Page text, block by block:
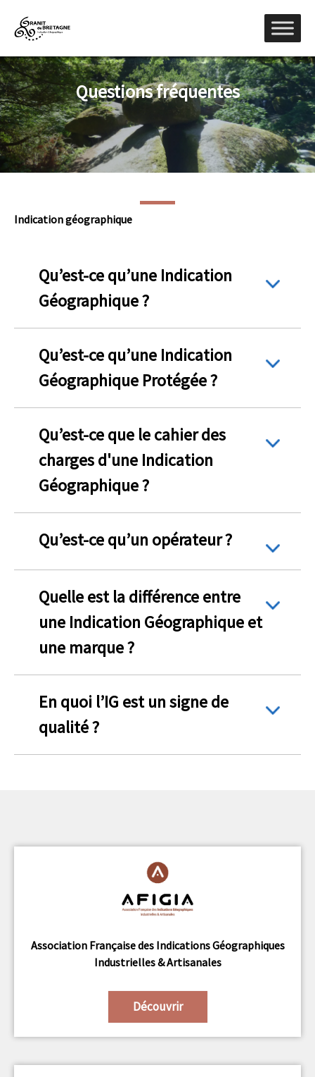
Questions fréquentes
Indication géographique
Qu’est-ce qu’une Indication
Géographique ?
Qu’est-ce qu’une Indication
Géographique Protégée ?
Qu’est-ce que le cahier des
charges d'une Indication
Géographique ?
Qu’est-ce qu’un opérateur ?
Quelle est la différence entre
une Indication Géographique et
une marque ?
En quoi l’IG est un signe de
qualité ?
Association Française des Indications Géographiques
Industrielles & Artisanales
Découvrir